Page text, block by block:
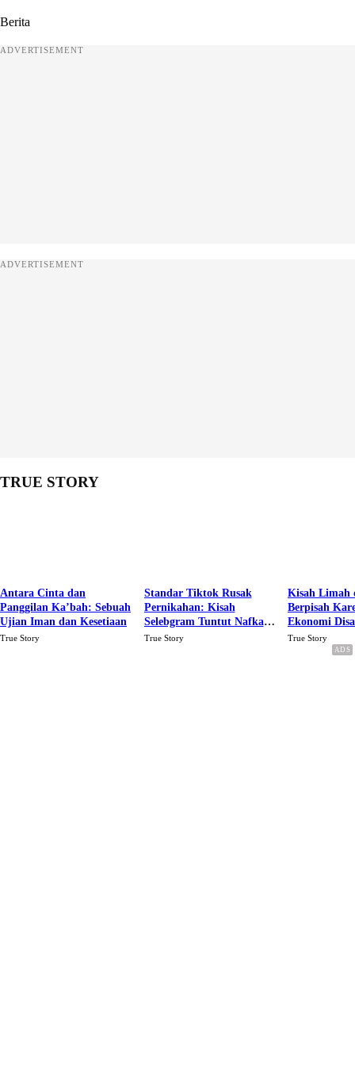
Berita
ADVERTISEMENT
ADVERTISEMENT
TRUE STORY
Antara Cinta dan
Panggilan Ka’bah: Sebuah
Ujian Iman dan Kesetiaan
True Story
Standar Tiktok Rusak
Pernikahan: Kisah
Selebgram Tuntut Nafkah
Rp.15 Juta Perbulan
True Story
Kisah Limah
Berpisah
Ekonomi
Karena Cinta
True Story